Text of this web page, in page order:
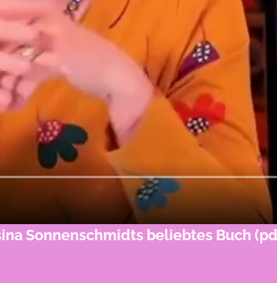
beliebtes Buch (pdf)